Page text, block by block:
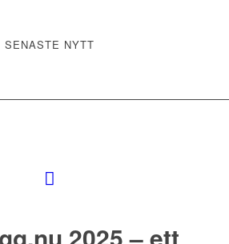
SENASTE NYTT